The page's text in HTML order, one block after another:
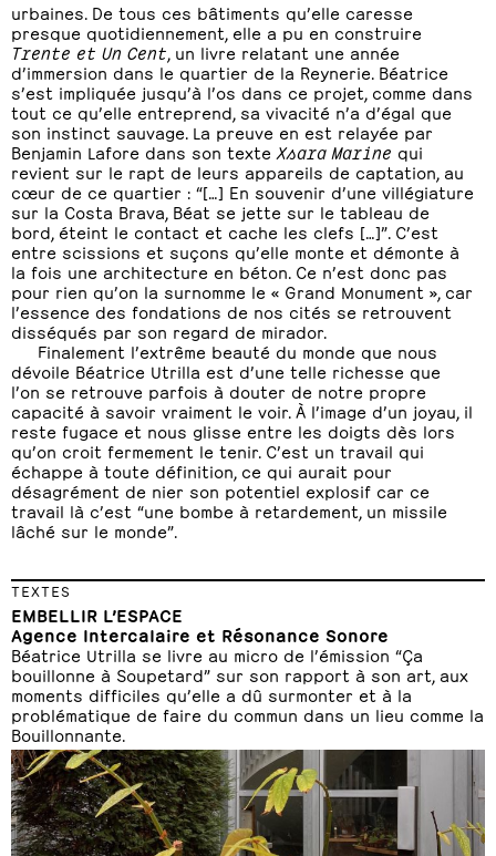
urbaines. De tous ces bâtiments qu’elle caresse
presque quotidiennement, elle a pu en construire
Trente et Un Cent , un livre relatant une année
d’immersion dans le quartier de la Reynerie. Béatrice
s’est impliquée jusqu’à l’os dans ce projet, comme dans
tout ce qu’elle entreprend, sa vivacité n’a d’égal que
son instinct sauvage. La preuve en est relayée par
Benjamin Lafore dans son texte Xsara Marine qui
revient sur le rapt de leurs appareils de captation, au
cœur de ce quartier : “[…] En souvenir d’une villégiature
sur la Costa Brava, Béat se jette sur le tableau de
bord, éteint le contact et cache les clefs […]”. C’est
entre scissions et suçons qu’elle monte et démonte à
la fois une architecture en béton. Ce n’est donc pas
pour rien qu’on la surnomme le « Grand Monument », car
l’essence des fondations de nos cités se retrouvent
disséqués par son regard de mirador.
Finalement l’extrême beauté du monde que nous
dévoile Béatrice Utrilla est d’une telle richesse que
l’on se retrouve parfois à douter de notre propre
capacité à savoir vraiment le voir. À l’image d’un joyau, il
reste fugace et nous glisse entre les doigts dès lors
qu’on croit fermement le tenir. C’est un travail qui
échappe à toute définition, ce qui aurait pour
désagrément de nier son potentiel explosif car ce
travail là c’est “une bombe à retardement, un missile
lâché sur le monde”.
TEXTES
EMBELLIR L’ESPACE
Agence Intercalaire et Résonance Sonore
Béatrice Utrilla se livre au micro de l’émission “Ça
bouillonne à Soupetard” sur son rapport à son art, aux
moments difficiles qu’elle a dû surmonter et à la
problématique de faire du commun dans un lieu comme la
Bouillonnante.